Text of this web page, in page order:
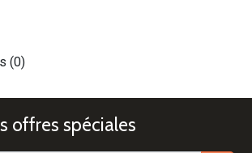
(0)
offres spéciales